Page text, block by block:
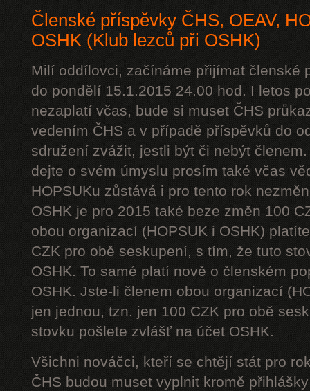
Členské příspěvky ČHS, OEAV,
OSHK (Klub lezců při OSHK)
Milí oddílovci, začínáme přijímat členské
do pondělí 15.1.2015 24.00 hod. I letos
nezaplatí včas, bude si muset ČHS
vedením ČHS a v případě příspěvků do
sdružení zvážit, jestli být či nebýt
dejte o svém úmyslu prosím také včas
HOPSUKu zůstává i pro tento rok
OSHK je pro 2015 také beze změn 100
obou organizací (HOPSUK i OSHK)
CZK pro obě seskupení, s tím, že tuto
OSHK. To samé platí nově o členském
OSHK. Jste-li členem obou organizací
jen jednou, tzn. jen 100 CZK pro obě
stovku pošlete zvlášť na účet OSHK.
Všichni nováčci, kteří se chtějí stát pro
ČHS budou muset vyplnit kromě